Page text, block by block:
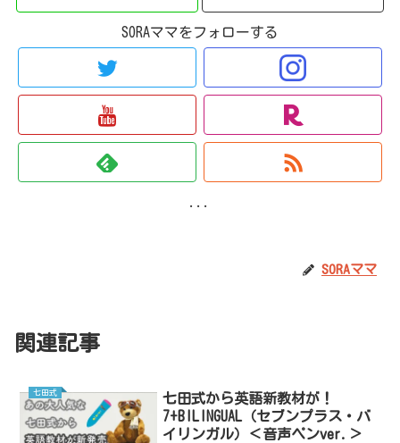
SORAママをフォローする
...
SORAママ
関連記事
七田式
七田式から英語新教材が！
7+BILINGUAL（セブンプラス・バ
イリンガル）＜音声ペンver.＞